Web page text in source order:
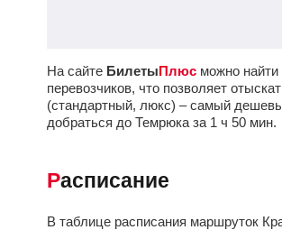
На сайте БилетыПлюс можно
перевозчиков, что позволяет
(стандартный, люкс) – самый
добраться до Темрюка за 1 ч 50 мин.
Расписание
В таблице расписания маршруток